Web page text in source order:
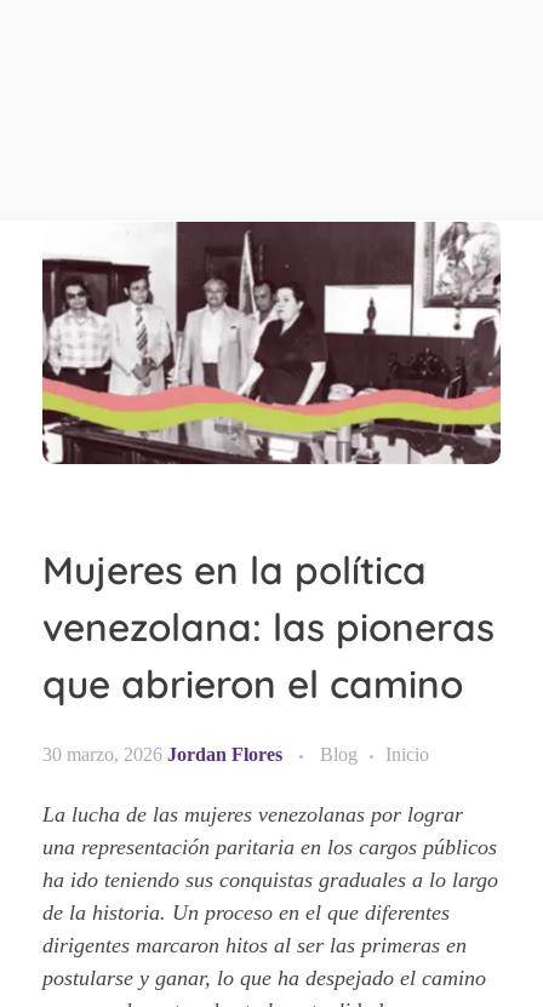
Mujeres en la política
venezolana: las pioneras
que abrieron el camino
30 marzo, 2026 Jordan Flores Blog Inicio
La lucha de las mujeres venezolanas por lograr
una representación paritaria en los cargos públicos
ha ido teniendo sus conquistas graduales a lo largo
de la historia. Un proceso en el que diferentes
dirigentes marcaron hitos al ser las primeras en
postularse y ganar, lo que ha despejado el camino